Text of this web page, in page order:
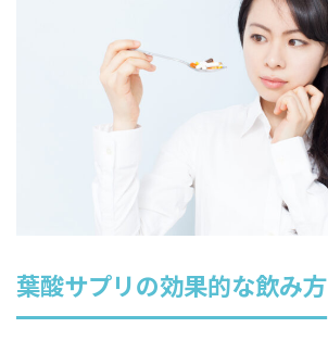
葉酸サプリの効果的な飲み方